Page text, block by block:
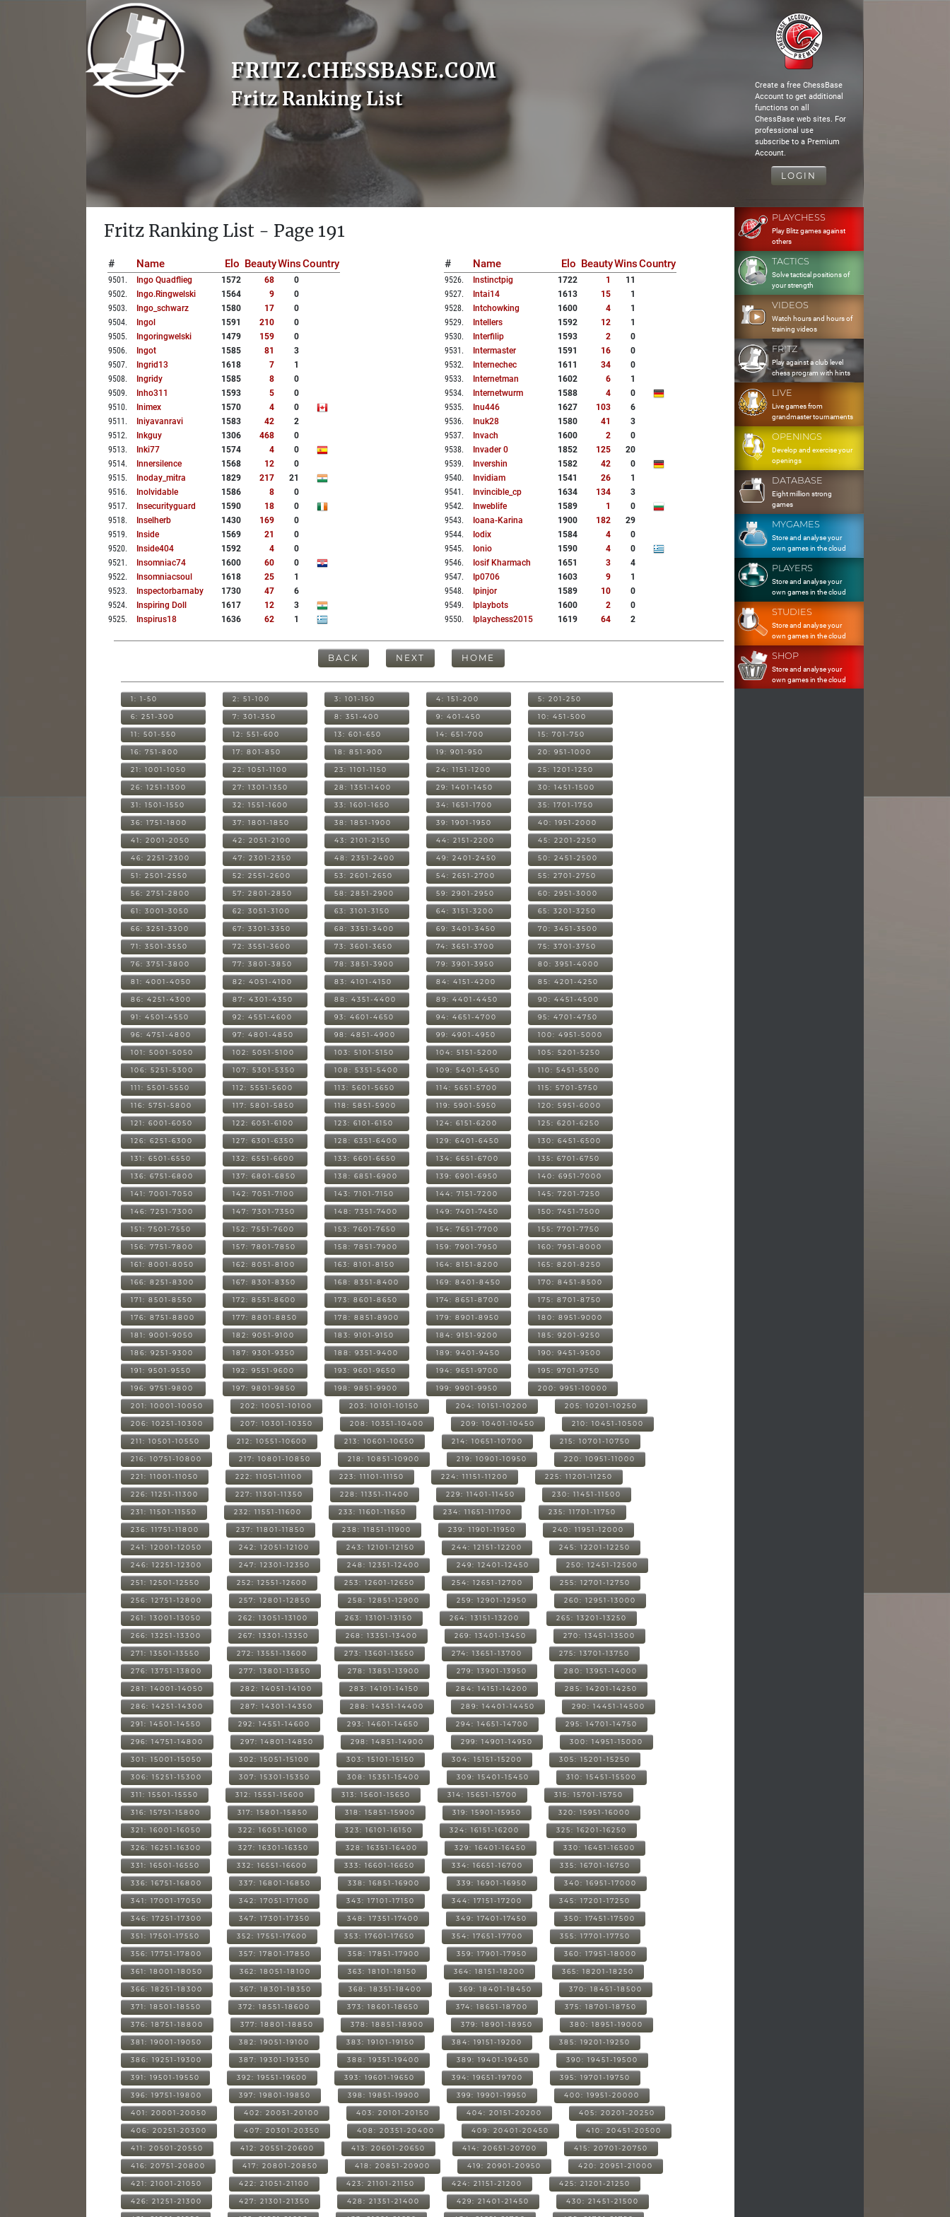
FRITZ.CHESSBASE.COM
Fritz Ranking List
Create a free ChessBase
Account to get additional
functions on all
ChessBase web sites. For
professional use
subscribe to a Premium
Account.
LOGIN
Fritz Ranking List - Page 191
# Name Elo BeautyWinsCountry
9501 . Ingo Quadflieg 1572 68
0
9502. Ingo.ringwelski 1564 9
0
9503. Ingo_schwarz 1580 17
0
9504. Ingol 1591 210
0
9505. Ingoringwelski 1479 159
0
9506. Ingot 1585 81
3
9507. Ingrid13 1618 7
1
9508. Ingridy 1585 8
0
9509. Inho311 1593 5
0
9510. Inimex 1570 4
0
9511 . Iniyavanravi 1583 42
2
9512. Inkguy 1306 468
0
9513. Inki77 1574 4
0
9514. Innersilence 1568 12
0
9515. Inoday_mitra 1829 217
21
9516. Inolvidable 1586 8
0
9517. Insecurityguard 1590 18
0
9518. Inselherb 1430 169
0
9519. Inside 1569 21
0
9520. Inside404 1592 4
0
9521 . Insomniac74 1600 60
0
9522. Insomniacsoul 1618 25
1
9523. Inspectorbarnaby 1730 47
6
9524. Inspiring Doll 1617 12
3
9525. Inspirus18 1636 62 1
# Name Elo BeautyWinsCountry
9526. Instinctpig 1722 1
11
9527. Intai14 1613 15
1
9528. Intchowking 1600 4
1
9529. Intellers 1592 12
1
9530. Interfilip 1593 2
0
9531 . Intermaster 1591 16
0
9532. Internechec 1611 34
0
9533. Internetman 1602 6
1
9534. Internetwurm 1588 4
0
9535. Inu446 1627 103
6
9536. Inuk28 1580 41
3
9537. Invach 1600 2
0
9538. Invader 0 1852 125
20
9539. Invershin 1582 42
0
9540. Invidiam 1541 26
1
9541 . Invincible_cp 1634 134
3
9542. Inweblife 1589 1
0
9543. Ioana-Karina 1900 182
29
9544. Iodix 1584 4
0
9545. Ionio 1590 4
0
9546. Iosif Kharmach 1651 3
4
9547. Ip0706 1603 9
1
9548. Ipinjor 1589 10
0
9549. Iplaybots 1600 2
0
9550. Iplaychess2015 1619 64 2
BACK NEXT HOME
1: 1-50 2: 51-100 3: 101-150 4: 151-200 5: 201-250
6: 251-300 7: 301-350 8: 351-400 9: 401-450 10: 451-500
11: 501-550 12: 551-600 13: 601-650 14: 651-700 15: 701-750
16: 751-800 17: 801-850 18: 851-900 19: 901-950 20: 951-1000
21: 1001-1050 22: 1051-1100 23: 1101-1150 24: 1151-1200 25: 1201-1250
26: 1251-1300 27: 1301-1350 28: 1351-1400 29: 1401-1450 30: 1451-1500
31: 1501-1550 32: 1551-1600 33: 1601-1650 34: 1651-1700 35: 1701-1750
36: 1751-1800 37: 1801-1850 38: 1851-1900 39: 1901-1950 40: 1951-2000
41: 2001-2050 42: 2051-2100 43: 2101-2150 44: 2151-2200 45: 2201-2250
46: 2251-2300 47: 2301-2350 48: 2351-2400 49: 2401-2450 50: 2451-2500
51: 2501-2550 52: 2551-2600 53: 2601-2650 54: 2651-2700 55: 2701-2750
56: 2751-2800 57: 2801-2850 58: 2851-2900 59: 2901-2950 60: 2951-3000
61: 3001-3050 62: 3051-3100 63: 3101-3150 64: 3151-3200 65: 3201-3250
66: 3251-3300 67: 3301-3350 68: 3351-3400 69: 3401-3450 70: 3451-3500
71: 3501-3550 72: 3551-3600 73: 3601-3650 74: 3651-3700 75: 3701-3750
76: 3751-3800 77: 3801-3850 78: 3851-3900 79: 3901-3950 80: 3951-4000
81: 4001-4050 82: 4051-4100 83: 4101-4150 84: 4151-4200 85: 4201-4250
86: 4251-4300 87: 4301-4350 88: 4351-4400 89: 4401-4450 90: 4451-4500
91: 4501-4550 92: 4551-4600 93: 4601-4650 94: 4651-4700 95: 4701-4750
96: 4751-4800 97: 4801-4850 98: 4851-4900 99: 4901-4950 100: 4951-5000
101: 5001-5050 102: 5051-5100 103: 5101-5150 104: 5151-5200 105: 5201-5250
106: 5251-5300 107: 5301-5350 108: 5351-5400 109: 5401-5450 110: 5451-5500
111: 5501-5550 112: 5551-5600 113: 5601-5650 114: 5651-5700 115: 5701-5750
116: 5751-5800 117: 5801-5850 118: 5851-5900 119: 5901-5950 120: 5951-6000
121: 6001-6050 122: 6051-6100 123: 6101-6150 124: 6151-6200 125: 6201-6250
126: 6251-6300 127: 6301-6350 128: 6351-6400 129: 6401-6450 130: 6451-6500
131: 6501-6550 132: 6551-6600 133: 6601-6650 134: 6651-6700 135: 6701-6750
136: 6751-6800 137: 6801-6850 138: 6851-6900 139: 6901-6950 140: 6951-7000
141: 7001-7050 142: 7051-7100 143: 7101-7150 144: 7151-7200 145: 7201-7250
146: 7251-7300 147: 7301-7350 148: 7351-7400 149: 7401-7450 150: 7451-7500
151: 7501-7550 152: 7551-7600 153: 7601-7650 154: 7651-7700 155: 7701-7750
156: 7751-7800 157: 7801-7850 158: 7851-7900 159: 7901-7950 160: 7951-8000
161: 8001-8050 162: 8051-8100 163: 8101-8150 164: 8151-8200 165: 8201-8250
166: 8251-8300 167: 8301-8350 168: 8351-8400 169: 8401-8450 170: 8451-8500
171: 8501-8550 172: 8551-8600 173: 8601-8650 174: 8651-8700 175: 8701-8750
176: 8751-8800 177: 8801-8850 178: 8851-8900 179: 8901-8950 180: 8951-9000
181: 9001-9050 182: 9051-9100 183: 9101-9150 184: 9151-9200 185: 9201-9250
186: 9251-9300 187: 9301-9350 188: 9351-9400 189: 9401-9450 190: 9451-9500
191: 9501-9550 192: 9551-9600 193: 9601-9650 194: 9651-9700 195: 9701-9750
196: 9751-9800 197: 9801-9850 198: 9851-9900 199: 9901-9950 200: 9951-10000
201: 10001-10050 202: 10051-10100 203: 10101-10150 204: 10151-10200 205: 10201-10250
206: 10251-10300 207: 10301-10350 208: 10351-10400 209: 10401-10450 210: 10451-10500
211: 10501-10550 212: 10551-10600 213: 10601-10650 214: 10651-10700 215: 10701-10750
216: 10751-10800 217: 10801-10850 218: 10851-10900 219: 10901-10950 220: 10951-11000
221: 11001-11050 222: 11051-11100 223: 11101-11150 224: 11151-11200 225: 11201-11250
226: 11251-11300 227: 11301-11350 228: 11351-11400 229: 11401-11450 230: 11451-11500
231: 11501-11550 232: 11551-11600 233: 11601-11650 234: 11651-11700 235: 11701-11750
236: 11751-11800 237: 11801-11850 238: 11851-11900 239: 11901-11950 240: 11951-12000
241: 12001-12050 242: 12051-12100 243: 12101-12150 244: 12151-12200 245: 12201-12250
246: 12251-12300 247: 12301-12350 248: 12351-12400 249: 12401-12450 250: 12451-12500
251: 12501-12550 252: 12551-12600 253: 12601-12650 254: 12651-12700 255: 12701-12750
256: 12751-12800 257: 12801-12850 258: 12851-12900 259: 12901-12950 260: 12951-13000
261: 13001-13050 262: 13051-13100 263: 13101-13150 264: 13151-13200 265: 13201-13250
266: 13251-13300 267: 13301-13350 268: 13351-13400 269: 13401-13450 270: 13451-13500
271: 13501-13550 272: 13551-13600 273: 13601-13650 274: 13651-13700 275: 13701-13750
276: 13751-13800 277: 13801-13850 278: 13851-13900 279: 13901-13950 280: 13951-14000
281: 14001-14050 282: 14051-14100 283: 14101-14150 284: 14151-14200 285: 14201-14250
286: 14251-14300 287: 14301-14350 288: 14351-14400 289: 14401-14450 290: 14451-14500
291: 14501-14550 292: 14551-14600 293: 14601-14650 294: 14651-14700 295: 14701-14750
296: 14751-14800 297: 14801-14850 298: 14851-14900 299: 14901-14950 300: 14951-15000
301: 15001-15050 302: 15051-15100 303: 15101-15150 304: 15151-15200 305: 15201-15250
306: 15251-15300 307: 15301-15350 308: 15351-15400 309: 15401-15450 310: 15451-15500
311: 15501-15550 312: 15551-15600 313: 15601-15650 314: 15651-15700 315: 15701-15750
316: 15751-15800 317: 15801-15850 318: 15851-15900 319: 15901-15950 320: 15951-16000
321: 16001-16050 322: 16051-16100 323: 16101-16150 324: 16151-16200 325: 16201-16250
326: 16251-16300 327: 16301-16350 328: 16351-16400 329: 16401-16450 330: 16451-16500
331: 16501-16550 332: 16551-16600 333: 16601-16650 334: 16651-16700 335: 16701-16750
336: 16751-16800 337: 16801-16850 338: 16851-16900 339: 16901-16950 340: 16951-17000
341: 17001-17050 342: 17051-17100 343: 17101-17150 344: 17151-17200 345: 17201-17250
346: 17251-17300 347: 17301-17350 348: 17351-17400 349: 17401-17450 350: 17451-17500
351: 17501-17550 352: 17551-17600 353: 17601-17650 354: 17651-17700 355: 17701-17750
356: 17751-17800 357: 17801-17850 358: 17851-17900 359: 17901-17950 360: 17951-18000
361: 18001-18050 362: 18051-18100 363: 18101-18150 364: 18151-18200 365: 18201-18250
366: 18251-18300 367: 18301-18350 368: 18351-18400 369: 18401-18450 370: 18451-18500
371: 18501-18550 372: 18551-18600 373: 18601-18650 374: 18651-18700 375: 18701-18750
376: 18751-18800 377: 18801-18850 378: 18851-18900 379: 18901-18950 380: 18951-19000
381: 19001-19050 382: 19051-19100 383: 19101-19150 384: 19151-19200 385: 19201-19250
386: 19251-19300 387: 19301-19350 388: 19351-19400 389: 19401-19450 390: 19451-19500
391: 19501-19550 392: 19551-19600 393: 19601-19650 394: 19651-19700 395: 19701-19750
396: 19751-19800 397: 19801-19850 398: 19851-19900 399: 19901-19950 400: 19951-20000
401: 20001-20050 402: 20051-20100 403: 20101-20150 404: 20151-20200 405: 20201-20250
406: 20251-20300 407: 20301-20350 408: 20351-20400 409: 20401-20450 410: 20451-20500
411: 20501-20550 412: 20551-20600 413: 20601-20650 414: 20651-20700 415: 20701-20750
416: 20751-20800 417: 20801-20850 418: 20851-20900 419: 20901-20950 420: 20951-21000
421: 21001-21050 422: 21051-21100 423: 21101-21150 424: 21151-21200 425: 21201-21250
426: 21251-21300 427: 21301-21350 428: 21351-21400 429: 21401-21450 430: 21451-21500
PLAYCHESS
Play Blitz games against
others
TACTICS
Solve tactical positions of
your strength
VIDEOS
Watch hours and hours of
training videos
FRITZ
Play against a club level
chess program with hints
LIVE
Live games from
grandmaster tournaments
OPENINGS
Develop and exercise your
openings
DATABASE
Eight million strong
games
MYGAMES
Store and analyse your
own games in the cloud
PLAYERS
Store and analyse your
own games in the cloud
STUDIES
Store and analyse your
own games in the cloud
SHOP
Store and analyse your
own games in the cloud